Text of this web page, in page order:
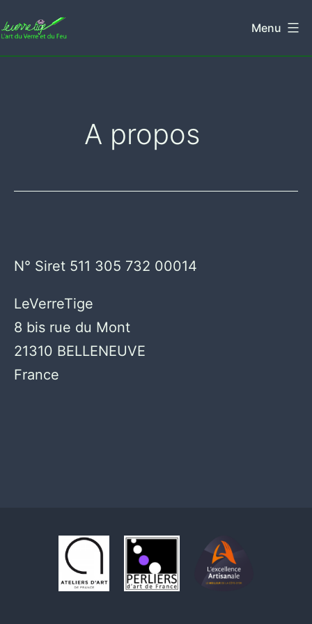
au
contenu
Menu
A propos
N° Siret 511 305 732 00014
LeVerreTige
8 bis rue du Mont
21310 BELLENEUVE
France